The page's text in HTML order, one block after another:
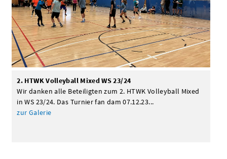
2. HTWK Volleyball Mixed WS 23/24
Wir danken alle Beteiligten zum 2. HTWK Volleyball Mixed
in WS 23/24. Das Turnier fan dam 07.12.23...
zur Galerie